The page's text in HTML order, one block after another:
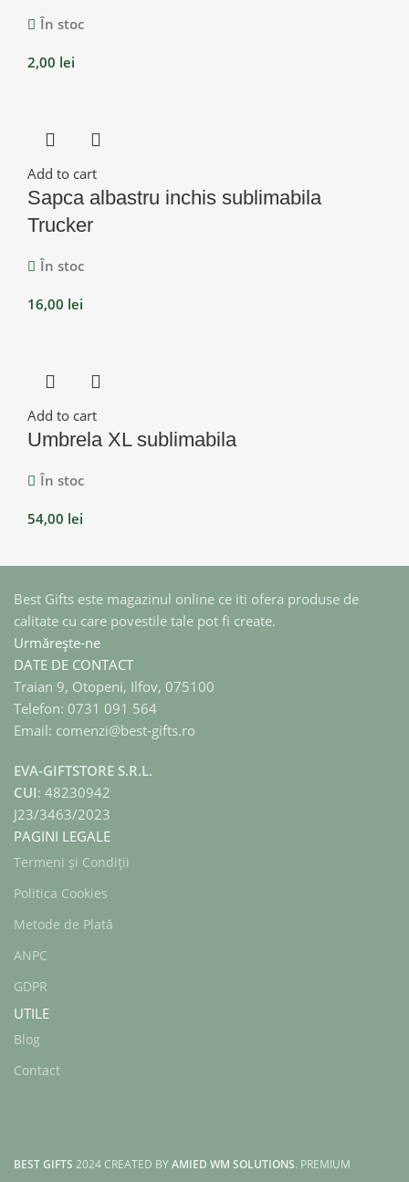
În stoc
2,00 lei
Add to cart
Sapca albastru inchis sublimabila
Trucker
În stoc
16,00 lei
Add to cart
Umbrela XL sublimabila
În stoc
54,00 lei
Best Gifts este magazinul online ce iti ofera produse de
calitate cu care povestile tale pot fi create.
Urmărește-ne
DATE DE CONTACT
Traian 9, Otopeni, Ilfov, 075100
Telefon: 0731 091 564
Email: comenzi@best-gifts.ro
EVA-GIFTSTORE S.R.L.
CUI: 48230942
J23/3463/2023
PAGINI LEGALE
Termeni și Condiții
Politica Cookies
Metode de Plată
ANPC
GDPR
UTILE
Blog
Contact
BEST GIFTS 2024 CREATED BYAMIED WM SOLUTIONS. PREMIUM